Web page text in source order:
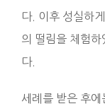
다. 이후 성실하
의 떨림을 체험
다.
세례를 받은 후에